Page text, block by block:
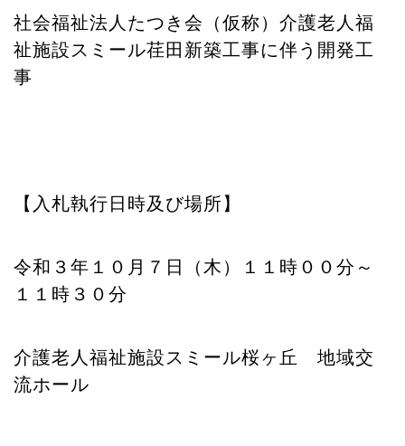
社会福祉法人たつき会（仮称）介護老人福
祉施設スミール荏田新築工事に伴う開発工
事
【入札執行日時及び場所】
令和３年１０月７日（木）１１時００分～
１１時３０分
介護老人福祉施設スミール桜ヶ丘 地域交
流ホール